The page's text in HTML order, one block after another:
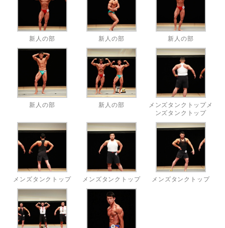
新人の部 新人の部 新人の部
新人の部 新人の部
メンズタンクトップメ
ンズタンクトップ
メンズタンクトップ メンズタンクトップ メンズタンクトップ